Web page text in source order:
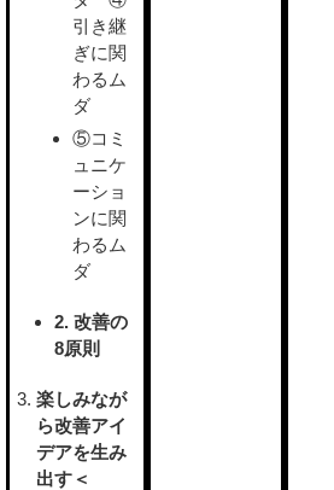
引き継
ぎに関
わるム
ダ
⑤コミ
ュニケ
ーショ
ンに関
わるム
ダ
2. 改善の
8原則
楽しみなが
ら改善アイ
デアを生み
出す＜